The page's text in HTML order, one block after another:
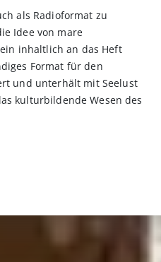
als Radioformat zu
Idee von mare
inhaltlich an das Heft
Format für den
und unterhält mit Seelust
kulturbildende Wesen des